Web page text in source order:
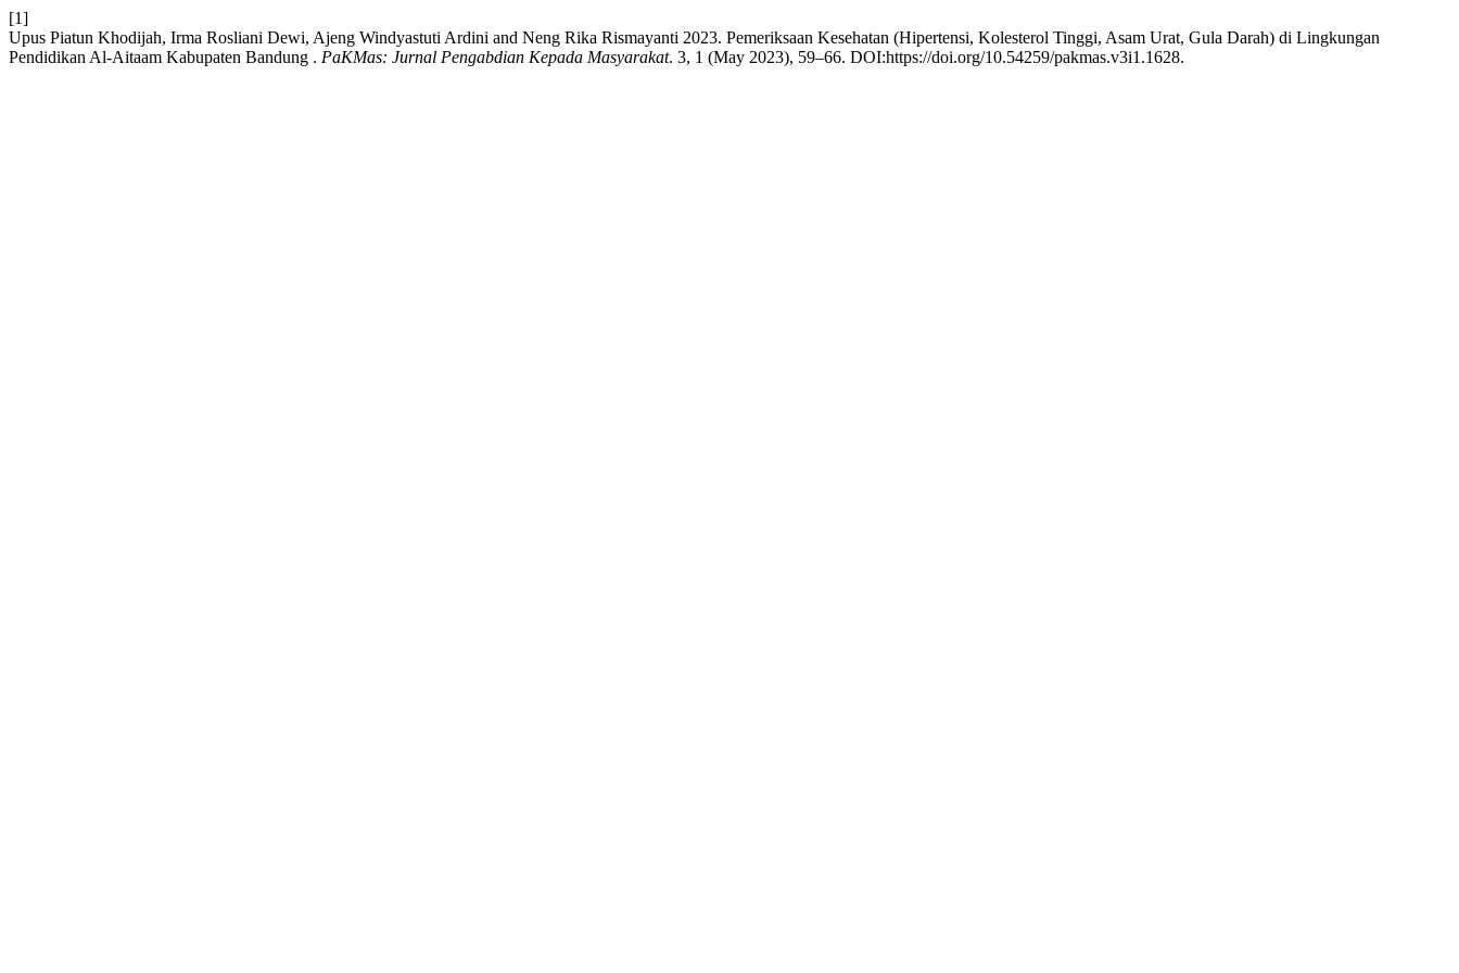
[1]
Upus Piatun Khodijah, Irma Rosliani Dewi, Ajeng Windyastuti Ardini and Neng Rika Rismayanti 2023. Pemeriksaan Kesehatan (Hipertensi, Kolesterol Tinggi, Asam Urat, Gula Darah) di Lingkungan
Pendidikan Al-Aitaam Kabupaten Bandung . PaKMas: Jurnal Pengabdian Kepada Masyarakat. 3, 1 (May 2023), 59–66. DOI:https://doi.org/10.54259/pakmas.v3i1.1628.